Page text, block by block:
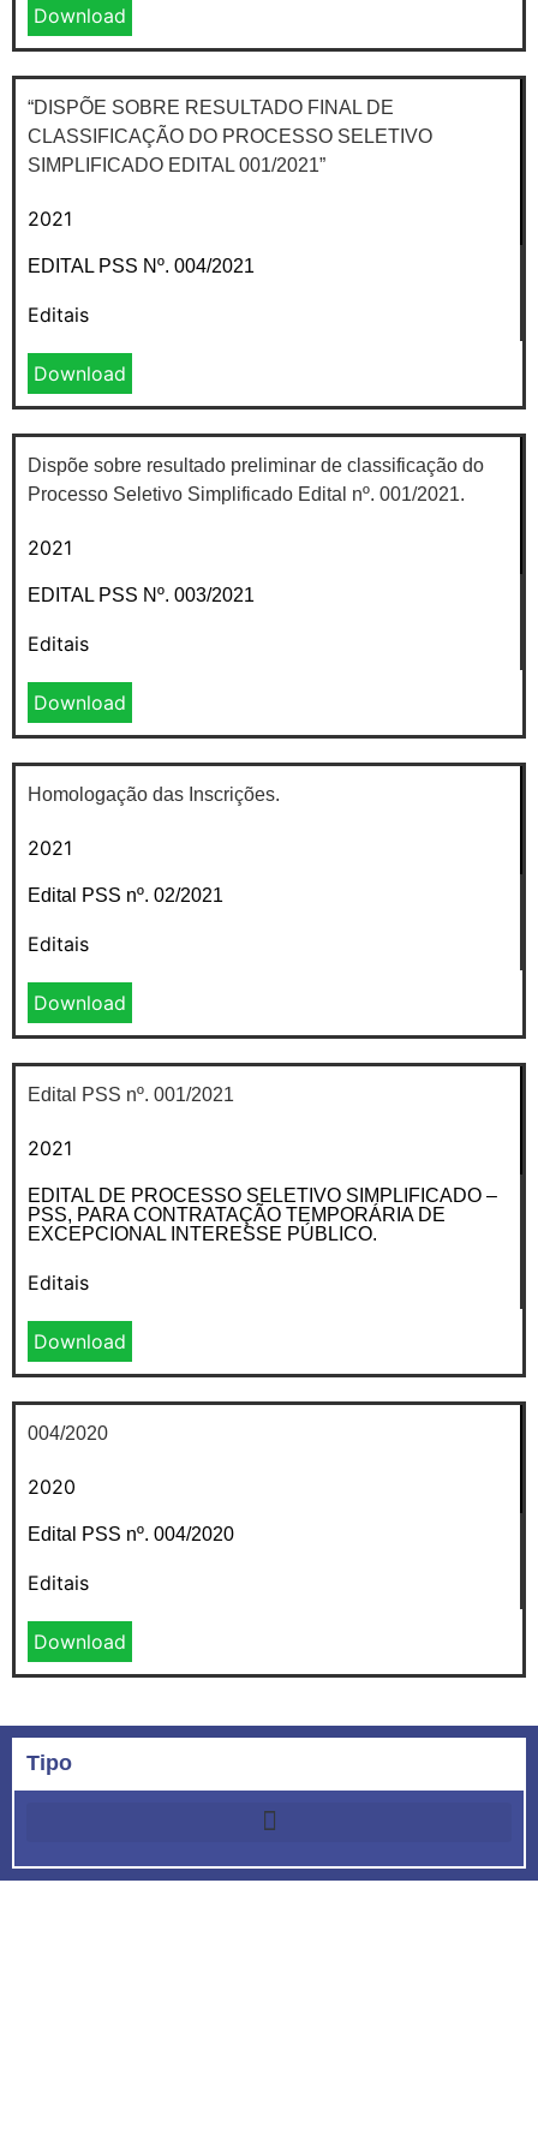
Download
“DISPÕE SOBRE RESULTADO FINAL DE
CLASSIFICAÇÃO DO PROCESSO SELETIVO
SIMPLIFICADO EDITAL 001/2021”
2021
EDITAL PSS Nº. 004/2021
Editais
Download
Dispõe sobre resultado preliminar de classificação do
Processo Seletivo Simplificado Edital nº. 001/2021.
2021
EDITAL PSS Nº. 003/2021
Editais
Download
Homologação das Inscrições.
2021
Edital PSS nº. 02/2021
Editais
Download
Edital PSS nº. 001/2021
2021
EDITAL DE PROCESSO SELETIVO SIMPLIFICADO –
PSS, PARA CONTRATAÇÃO TEMPORÁRIA DE
EXCEPCIONAL INTERESSE PÚBLICO.
Editais
Download
004/2020
2020
Edital PSS nº. 004/2020
Editais
Download
Tipo